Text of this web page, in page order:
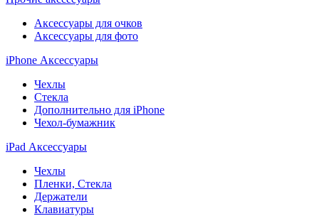
Аксессуары для очков
Аксессуары для фото
iPhone Аксессуары
Чехлы
Стекла
Дополнительно для iPhone
Чехол-бумажник
iPad Аксессуары
Чехлы
Пленки, Стекла
Держатели
Клавиатуры